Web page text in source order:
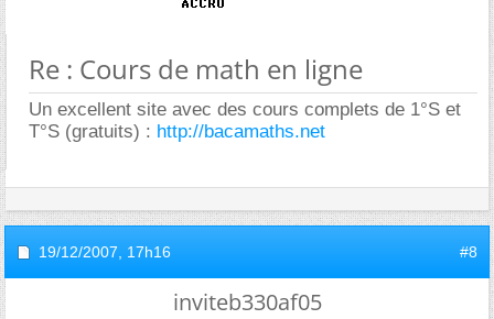
Re : Cours de math en ligne
Un excellent site avec des cours complets de 1°S et
T°S (gratuits) : http://bacamaths.net
19/12/2007, 17h16 #8
inviteb330af05